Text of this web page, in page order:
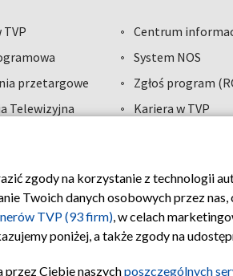
TVP
przetargowe
Telewizyjna
Centrum
System NOS
Zgłoś program
Kariera w TVP
TVP Polityka prywatności
zgody na korzystanie z technologii
Twoich danych osobowych przez
TVP (93 firm), w celach
poniżej, a także zgody na
przez Ciebie naszychposzczególnych